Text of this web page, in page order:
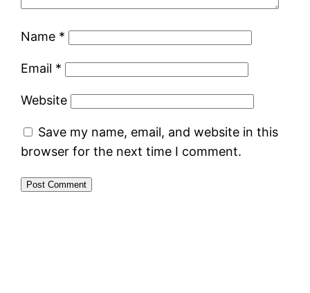
Name *
Email *
Website
Save my name, email, and website in this
browser for the next time I comment.